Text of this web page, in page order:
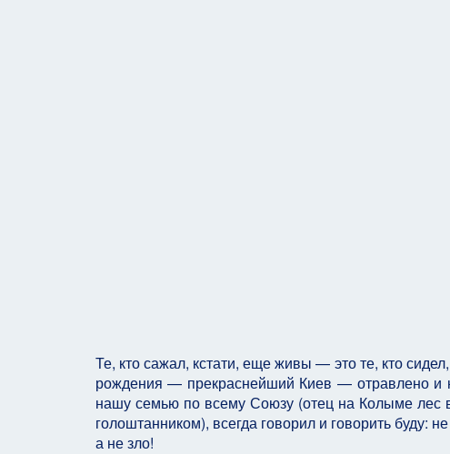
Те, кто сажал, кстати, еще живы — это те, кто
рождения — прекраснейший Киев — отравлено и
нашу семью по всему Союзу (отец на Колыме лес
голоштанником), всегда говорил и говорить буду:
а не зло!